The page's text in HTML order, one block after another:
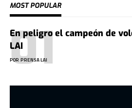
MOST POPULAR
En peligro el campeón de
LAI
POR PRENSA LAI